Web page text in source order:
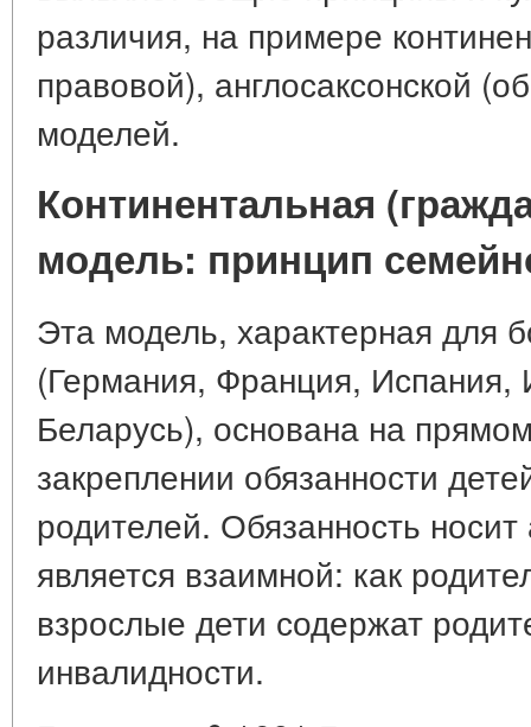
различия, на примере
правовой), англосаксонской
моделей.
Континентальная
модель: принцип
Эта модель, характерная для
(Германия, Франция, Испания,
Беларусь), основана на
закреплении обязанности
родителей. Обязанность
является взаимной: как
взрослые дети содержат
инвалидности.